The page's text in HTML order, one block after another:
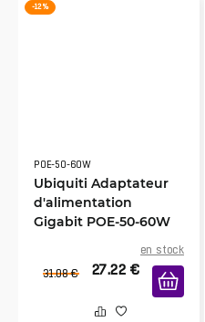
-12 %
POE-50-60W
Ubiquiti Adaptateur
d'alimentation
Gigabit POE-50-60W
en stock
31.08 € 27.22 €